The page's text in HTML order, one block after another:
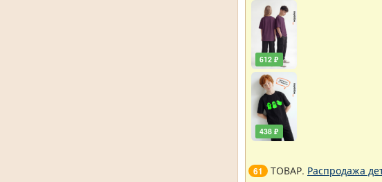
612 ₽
438 ₽
61 ТОВАР. Распродажа